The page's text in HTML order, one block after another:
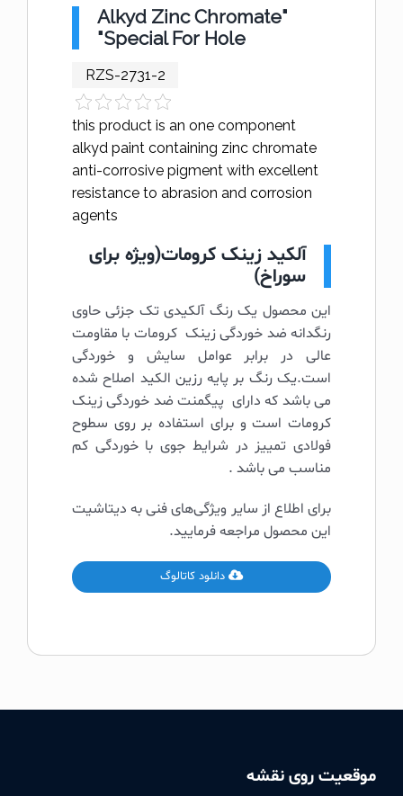
"Alkyd Zinc Chromate
"Special For Hole
RZS-2731-2
this product is an one component
alkyd paint containing zinc chromate
anti-corrosive pigment with excellent
resistance to abrasion and corrosion
agents
آلکید زینک کرومات(ویژه برای
سوراخ)
این محصول یک رنگ آلکیدی تک جزئی حاوی
رنگدانه ضد خوردگی زینک کرومات با مقاومت
عالی در برابر عوامل سایش و خوردگی
است.یک رنگ بر پایه رزین الکید اصلاح شده
می باشد که دارای پیگمنت ضد خوردگی زینک
کرومات است و برای استفاده بر روی سطوح
فولادی تمییز در شرایط جوی با خوردگی کم
مناسب می باشد .
برای اطلاع از سایر ویژگی‌های فنی به دیتاشیت
این محصول مراجعه فرمایید.
دانلود کاتالوگ
موقعیت روی نقشه